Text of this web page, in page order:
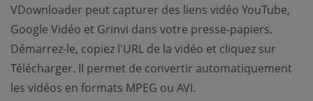
VDownloader peut capturer des liens vidéo YouTube,
Google Vidéo et Grinvi dans votre presse-papiers.
Démarrez-le, copiez l'URL de la vidéo et cliquez sur
Télécharger. Il permet de convertir automatiquement
les vidéos en formats MPEG ou AVI.